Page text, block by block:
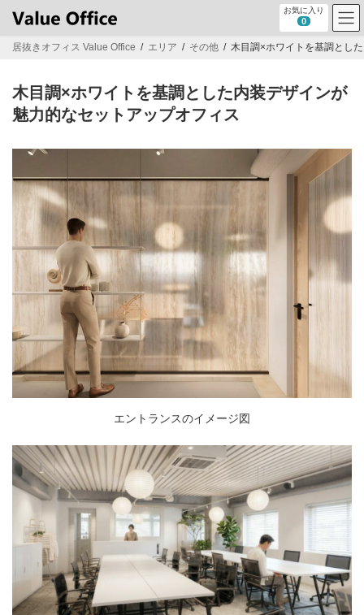
お気に入り
0
居抜きオフィス Value Office エリア その他 木目調×ホワイトを基調とし
木目調×ホワイトを基調とした内装デザインが
魅力的なセットアップオフィス
エントランスのイメージ図